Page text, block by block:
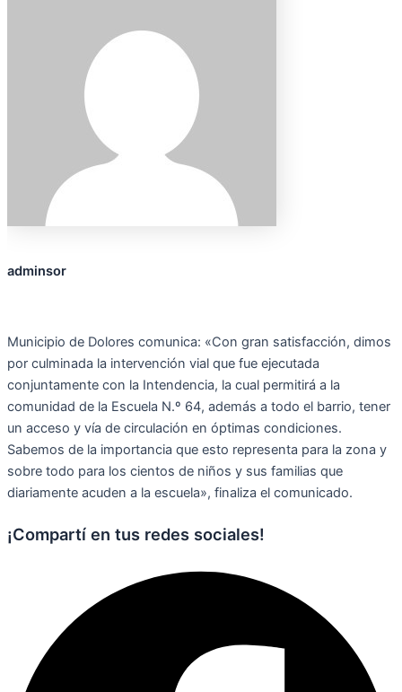
adminsor
Municipio de Dolores comunica: «Con gran satisfacción, dimos
por culminada la intervención vial que fue ejecutada
conjuntamente con la Intendencia, la cual permitirá a la
comunidad de la Escuela N.º 64, además a todo el barrio, tener
un acceso y vía de circulación en óptimas condiciones.
Sabemos de la importancia que esto representa para la zona y
sobre todo para los cientos de niños y sus familias que
diariamente acuden a la escuela», finaliza el comunicado.
¡Compartí en tus redes sociales!